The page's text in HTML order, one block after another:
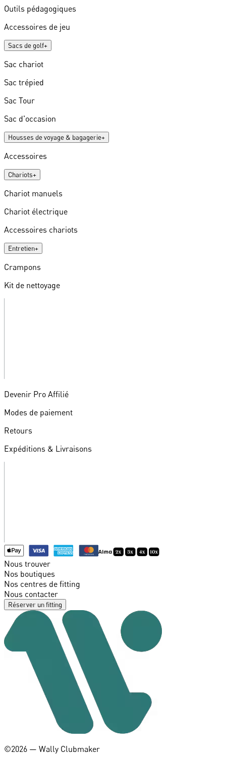
Outils pédagogiques
Accessoires de jeu
Sacs de golf+
Sac chariot
Sac trépied
Sac Tour
Sac d'occasion
Housses de voyage & bagagerie+
Accessoires
Chariots+
Chariot manuels
Chariot électrique
Accessoires chariots
Entretien+
Crampons
Kit de nettoyage
Devenir Pro Affilié
Modes de paiement
Retours
Expéditions & Livraisons
Nous trouver
Nos boutiques
Nos centres de fitting
Nous contacter
Réserver un fitting
©️2026 — Wally Clubmaker